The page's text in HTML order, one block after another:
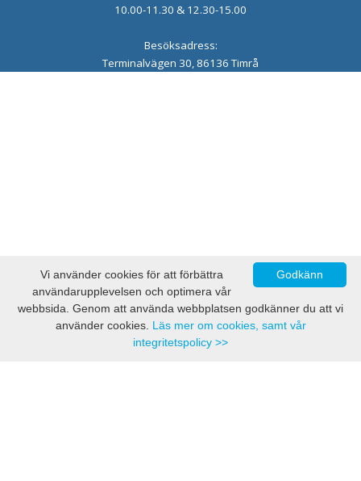
10.00-11.30 & 12.30-15.00
Besöksadress:
Terminalvägen 30, 86136 Timrå
Godkänn
Vi använder cookies för att förbättra
användarupplevelsen och optimera vår
webbsida. Genom att använda webbplatsen godkänner du att vi
använder cookies. Läs mer om cookies, samt vår
integritetspolicy >>